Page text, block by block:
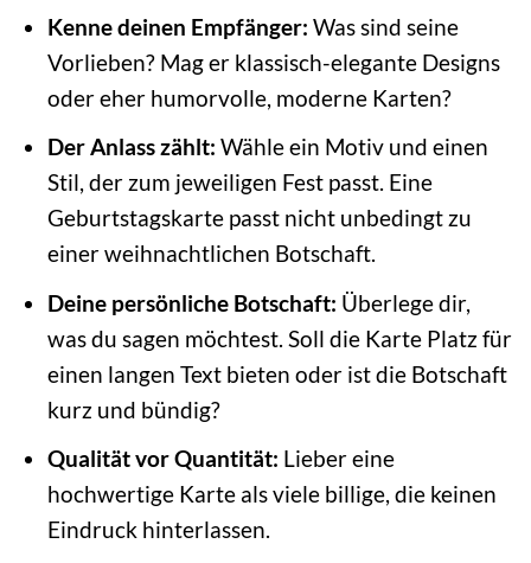
Kenne deinen Empfänger: Was sind seine
Vorlieben? Mag er klassisch-elegante Designs
oder eher humorvolle, moderne Karten?
Der Anlass zählt: Wähle ein Motiv und einen
Stil, der zum jeweiligen Fest passt. Eine
Geburtstagskarte passt nicht unbedingt zu
einer weihnachtlichen Botschaft.
Deine persönliche Botschaft: Überlege dir,
was du sagen möchtest. Soll die Karte Platz für
einen langen Text bieten oder ist die Botschaft
kurz und bündig?
Qualität vor Quantität: Lieber eine
hochwertige Karte als viele billige, die keinen
Eindruck hinterlassen.